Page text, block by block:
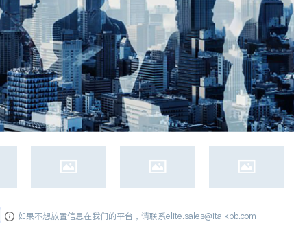
如果不想放置信息在我们的平台，请联系elite.sales@italkbb.com